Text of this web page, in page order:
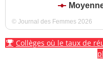
© Journal des Femmes 2026
Collèges où le taux de